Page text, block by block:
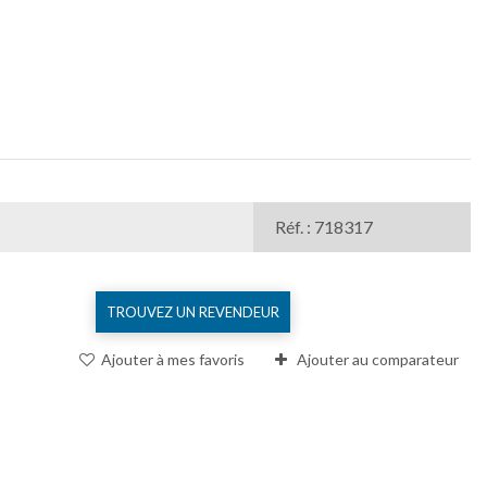
Réf. : 718317
TROUVEZ UN REVENDEUR
Ajouter à mes favoris Ajouter au comparateur